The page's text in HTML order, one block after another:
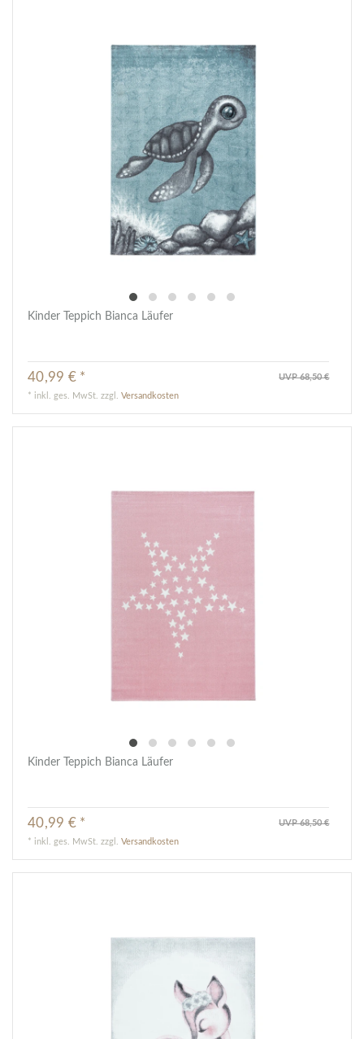
Kinder Teppich Bianca Läufer
UVP 68,50 €
40,99 € *
* inkl. ges. MwSt. zzgl.Versandkosten
Kinder Teppich Bianca Läufer
UVP 68,50 €
40,99 € *
* inkl. ges. MwSt. zzgl.Versandkosten